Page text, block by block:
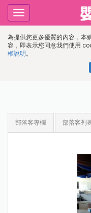
為提供您更多優質的內容，本
容，即表示您同意我們使用
權說明 。
Toggle
navigation
部落客專欄 部落客列